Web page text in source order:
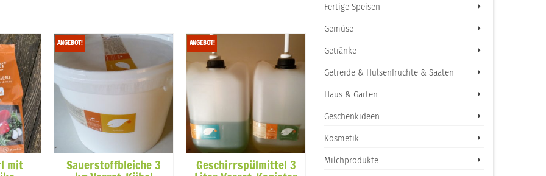
mit
ANGEBOT!
Sauerstoffbleiche 3
ANGEBOT!
Geschirrspülmittel 3 Linsen-Leinsamen Kalklöser 3 kg
Fertige Speisen
Gemüse
Getränke
Getreide & Hülsenfrüchte & Saaten
Haus & Garten
Geschenkideen
Kosmetik
Milchprodukte